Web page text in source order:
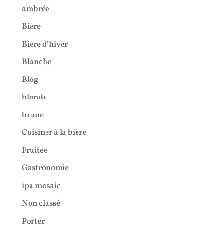
ambrée
Bière
Bière d'hiver
Blanche
Blog
blonde
brune
Cuisiner à la bière
Fruitée
Gastronomie
ipa mosaic
Non classé
Porter